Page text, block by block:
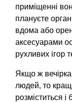
приміщенні
плануєте
вдома або
аксесуарами
рухливих ігор
Якщо ж вечірка
людей, то
розміститься і